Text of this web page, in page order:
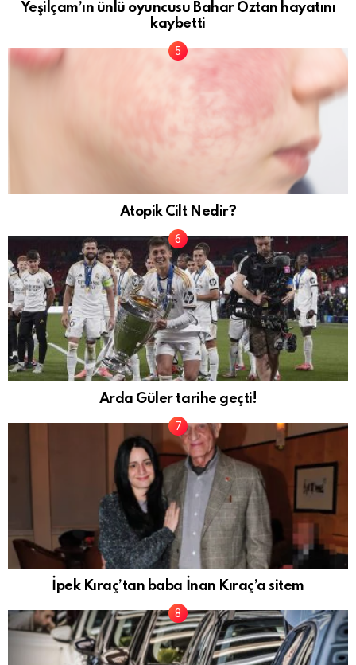
Yeşilçam’ın ünlü oyuncusu Bahar Öztan hayatını
kaybetti
Atopik Cilt Nedir?
Arda Güler tarihe geçti!
İpek Kıraç’tan baba İnan Kıraç’a sitem